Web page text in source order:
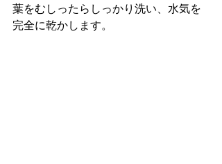
葉をむしったらしっかり洗い、水気を
完全に乾かします。